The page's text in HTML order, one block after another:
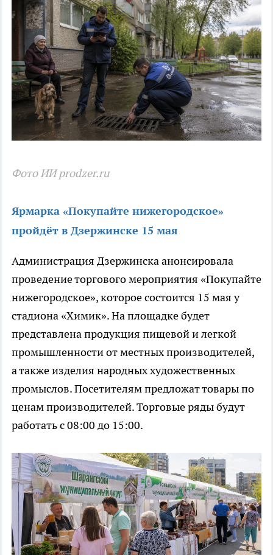
Фото ИИ prodzer.ru
Ярмарка «Покупайте нижегородское»
пройдёт в Дзержинске 15 мая
Администрация Дзержинска анонсировала
проведение торгового мероприятия «Покупайте
нижегородское», которое состоится 15 мая у
стадиона «Химик». На площадке будет
представлена продукция пищевой и легкой
промышленности от местных производителей,
а также изделия народных художественных
промыслов. Посетителям предложат товары по
ценам производителей. Торговые ряды будут
работать с 08:00 до 15:00.